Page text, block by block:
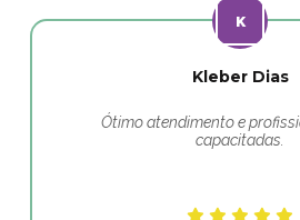
Kleber Dias
Ótimo atendimento e
capacitadas.